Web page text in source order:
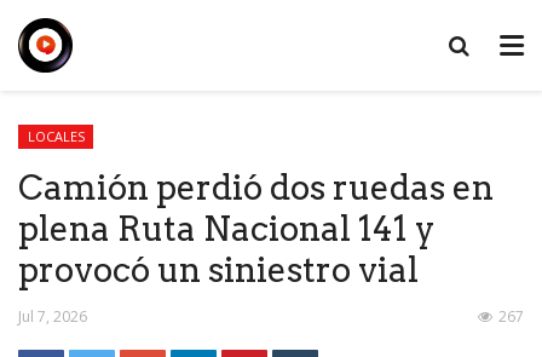
LOCALES
Camión perdió dos ruedas en
plena Ruta Nacional 141 y
provocó un siniestro vial
Jul 7, 2026 267